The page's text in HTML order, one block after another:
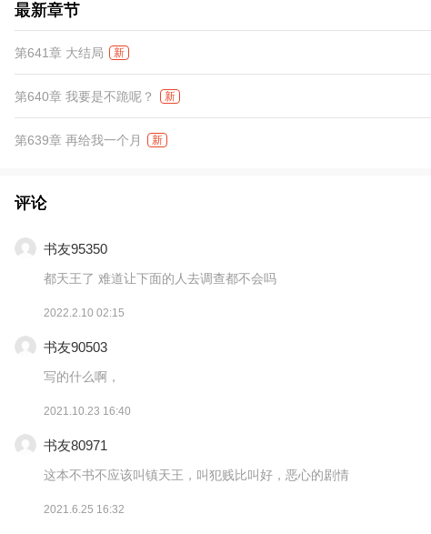
最新章节
第641章 大结局 新
第640章 我要是不跪呢？ 新
第639章 再给我一个月 新
评论
书友95350
都天王了 难道让下面的人去调查都不会吗
2022.2.10 02:15
书友90503
写的什么啊，
2021.10.23 16:40
书友80971
这本不书不应该叫镇天王，叫犯贱比叫好，恶心的剧情
2021.6.25 16:32